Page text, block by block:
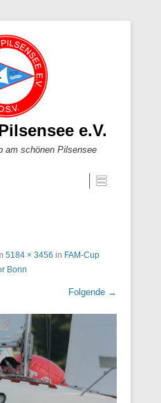
e.V.
am schönen Pilsensee
5184 × 3456 in FAM-Cup
Bonn
Folgende →